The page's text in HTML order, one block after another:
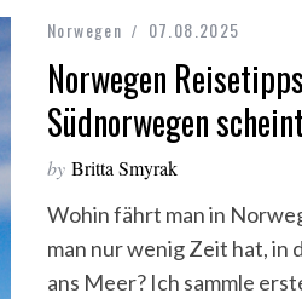
Norwegen 07.08.2025
Norwegen
Südnorwegen
by Britta Smyrak
Wohin fährt man in
man nur wenig Zeit hat, in
ans Meer? Ich sammle